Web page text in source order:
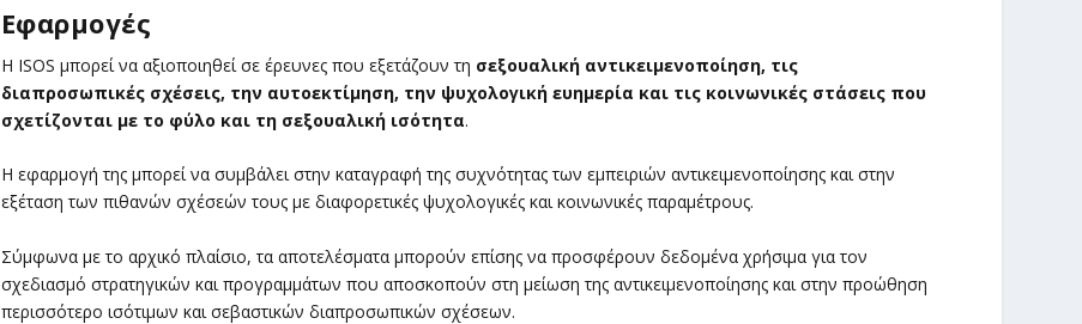
Εφαρμογές
Η ISOS μπορεί να αξιοποιηθεί σε έρευνες που εξετάζουν τη σεξουαλική αντικειμενοποίηση, τις
διαπροσωπικές σχέσεις, την αυτοεκτίμηση, την ψυχολογική ευημερία και τις κοινωνικές στάσεις που
σχετίζονται με το φύλο και τη σεξουαλική ισότητα.
Η εφαρμογή της μπορεί να συμβάλει στην καταγραφή της συχνότητας των εμπειριών αντικειμενοποίησης και στην
εξέταση των πιθανών σχέσεών τους με διαφορετικές ψυχολογικές και κοινωνικές παραμέτρους.
Σύμφωνα με το αρχικό πλαίσιο, τα αποτελέσματα μπορούν επίσης να προσφέρουν δεδομένα χρήσιμα για τον
σχεδιασμό στρατηγικών και προγραμμάτων που αποσκοπούν στη μείωση της αντικειμενοποίησης και στην προώθηση
περισσότερο ισότιμων και σεβαστικών διαπροσωπικών σχέσεων.